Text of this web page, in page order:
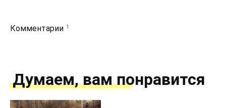
Комментарии 1
Думаем, вам понравится